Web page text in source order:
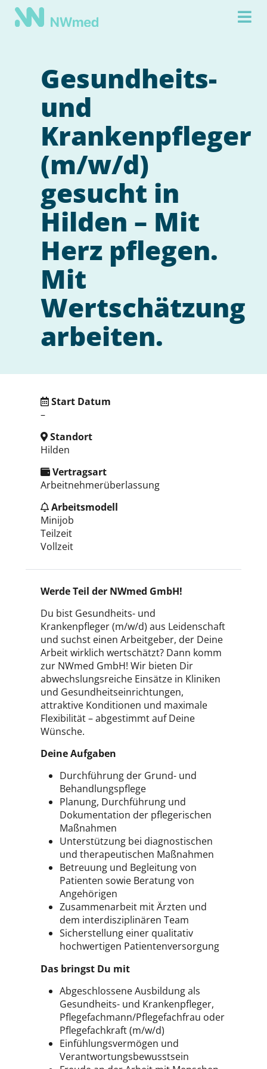
Gesundheits-
und
Krankenpfleger
(m/w/d)
gesucht in
Hilden – Mit
Herz pflegen.
Mit
Wertschätzung
arbeiten.
Start Datum
–
Standort
Hilden
Vertragsart
Arbeitnehmerüberlassung
Arbeitsmodell
Minijob
Teilzeit
Vollzeit
Werde Teil der NWmed GmbH!
Du bist Gesundheits- und
Krankenpfleger (m/w/d) aus Leidenschaft
und suchst einen Arbeitgeber, der Deine
Arbeit wirklich wertschätzt? Dann komm
zur NWmed GmbH! Wir bieten Dir
abwechslungsreiche Einsätze in Kliniken
und Gesundheitseinrichtungen,
attraktive Konditionen und maximale
Flexibilität – abgestimmt auf Deine
Wünsche.
Deine Aufgaben
Durchführung der Grund- und
Behandlungspflege
Planung, Durchführung und
Dokumentation der pflegerischen
Maßnahmen
Unterstützung bei diagnostischen
und therapeutischen Maßnahmen
Betreuung und Begleitung von
Patienten sowie Beratung von
Angehörigen
Zusammenarbeit mit Ärzten und
dem interdisziplinären Team
Sicherstellung einer qualitativ
hochwertigen Patientenversorgung
Das bringst Du mit
Abgeschlossene Ausbildung als
Gesundheits- und Krankenpfleger,
Pflegefachmann/Pflegefachfrau oder
Pflegefachkraft (m/w/d)
Einfühlungsvermögen und
Verantwortungsbewusstsein